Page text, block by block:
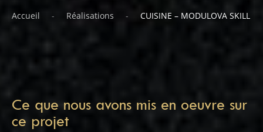
Accueil Réalisations CUISINE – MODULOVA SKILL
Ce que nous avons mis en oeuvre sur
ce projet